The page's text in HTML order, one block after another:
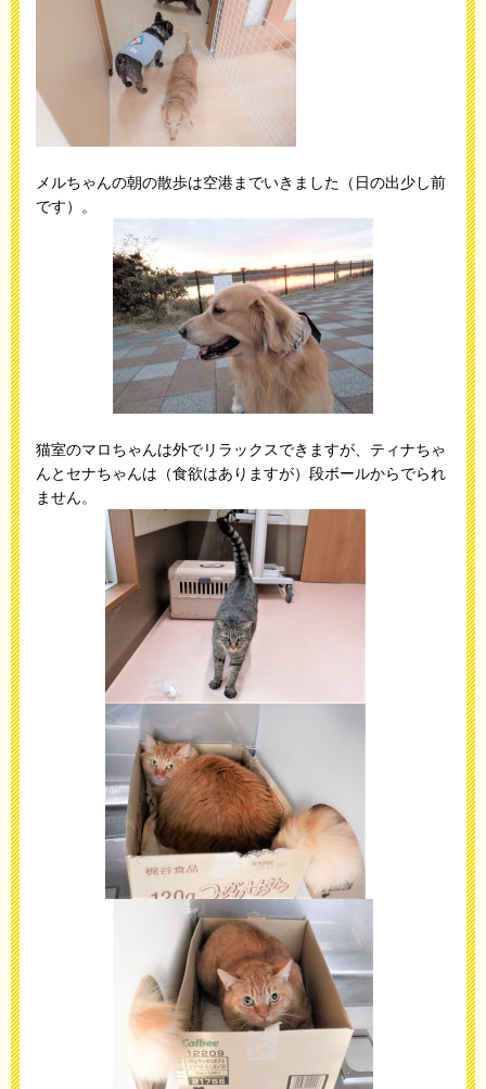
メルちゃんの朝の散歩は空港までいきました（日の出少し前
です）。
猫室のマロちゃんは外でリラックスできますが、ティナちゃ
んとセナちゃんは（食欲はありますが）段ボールからでられ
ません。